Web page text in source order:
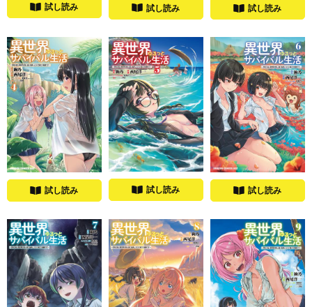
試し読み 試し読み 試し読み
試し読み 試し読み 試し読み